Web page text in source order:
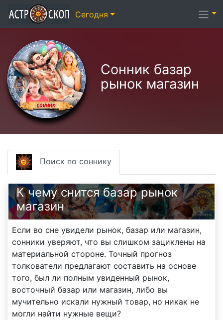
Сонник базар
рынок магазин
Поиск по соннику
К чему снится базар рынок
магазин
Если во сне увидели рынок, базар или магазин,
сонники уверяют, что вы слишком зациклены на
материальной стороне. Точный прогноз
толкователи предлагают составить на основе
того, был ли полным увиденный рынок,
восточный базар или магазин, либо вы
мучительно искали нужный товар, но никак не
могли найти нужные вещи?
Сегодня